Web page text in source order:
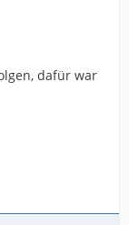
dafür war